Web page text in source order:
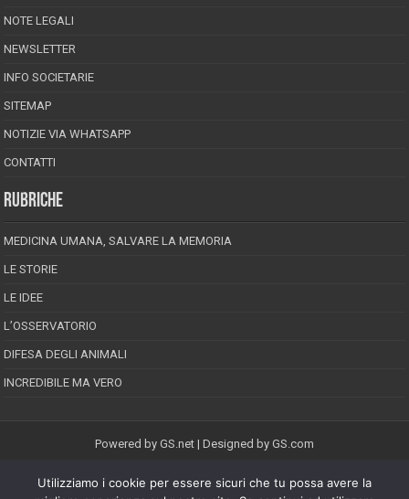
NOTE LEGALI
NEWSLETTER
INFO SOCIETARIE
SITEMAP
NOTIZIE VIA WHATSAPP
CONTATTI
RUBRICHE
MEDICINA UMANA, SALVARE LA MEMORIA
LE STORIE
LE IDEE
L’OSSERVATORIO
DIFESA DEGLI ANIMALI
INCREDIBILE MA VERO
Powered by GS.net | Designed by GS.com
EPINEION EDITRICE S.R.L.P.Iva 02008710689
Utilizziamo i cookie per essere sicuri che tu possa avere la